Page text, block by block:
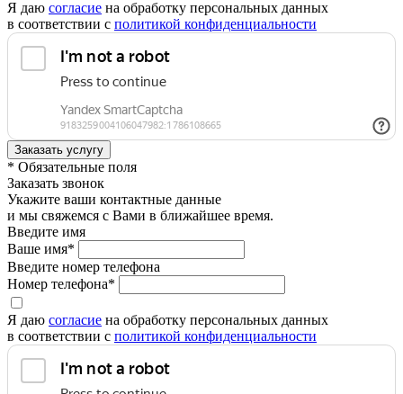
Я даю согласие на обработку персональных данных
в соответствии с политикой конфиденциальности
* Обязательные поля
Заказать звонок
Укажите ваши контактные данные
и мы свяжемся с Вами в ближайшее время.
Введите имя
Ваше имя*
Введите номер телефона
Номер телефона*
Я даю согласие на обработку персональных данных
в соответствии с политикой конфиденциальности